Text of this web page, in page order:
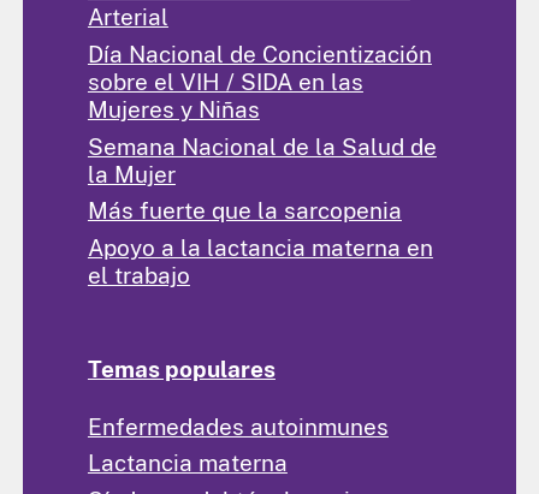
Arterial
Día Nacional de Concientización
sobre el VIH / SIDA en las
Mujeres y Niñas
Semana Nacional de la Salud de
la Mujer
Más fuerte que la sarcopenia
Apoyo a la lactancia materna en
el trabajo
Temas populares
Enfermedades autoinmunes
Lactancia materna